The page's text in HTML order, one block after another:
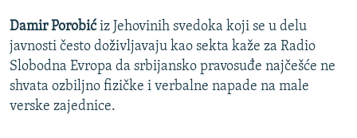
Damir Porobićiz Jehovinih svedoka koji se u delu
javnosti često doživljavaju kao sekta kaže za Radio
Slobodna Evropa da srbijansko pravosuđe najčešće ne
shvata ozbiljno fizičke i verbalne napade na male
verske zajednice.